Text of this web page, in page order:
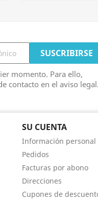
momento. Para ello,
contacto en el aviso legal.
SU CUENTA
Información personal
Pedidos
Facturas por abono
Direcciones
Cupones de